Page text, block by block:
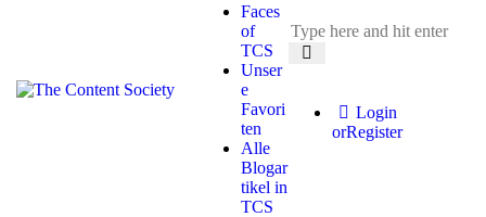
Faces
of
TCS
Unser
e
Favori
ten
Alle
Blogar
tikel in
TCS
Login
orRegister